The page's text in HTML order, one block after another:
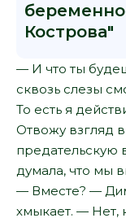
Кострова"
— И что ты
сквозь слезы
То есть я
Отвожу взгляд
предательскую
думала, что мы
— Вместе? —
хмыкает. — Нет,